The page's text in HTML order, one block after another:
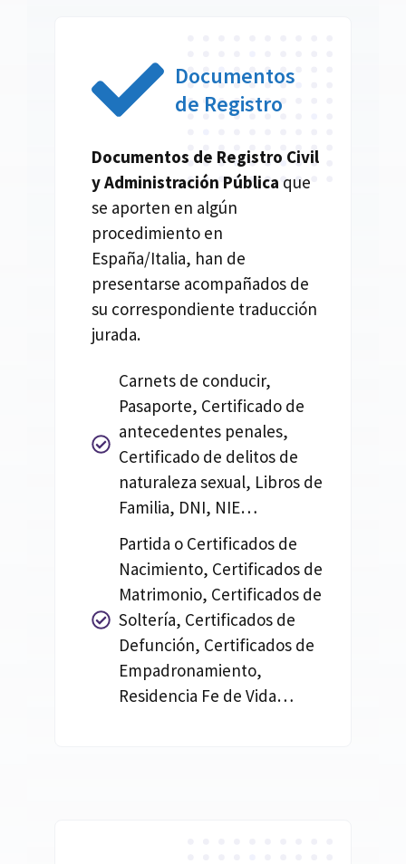
Documentos
de Registro
Documentos de Registro Civil
y Administración Pública que
se aporten en algún
procedimiento en
España/Italia, han de
presentarse acompañados de
su correspondiente traducción
jurada.
Carnets de conducir,
Pasaporte, Certificado de
antecedentes penales,
Certificado de delitos de
naturaleza sexual, Libros de
Familia, DNI, NIE…
Partida o Certificados de
Nacimiento, Certificados de
Matrimonio, Certificados de
Soltería, Certificados de
Defunción, Certificados de
Empadronamiento,
Residencia Fe de Vida…